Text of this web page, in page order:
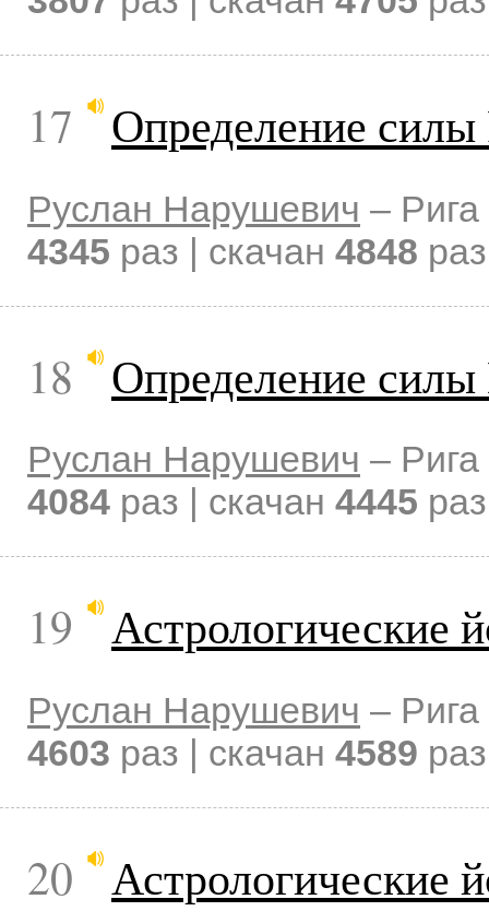
17 Определение силы
Руслан Нарушевич –
4345 раз | скачан 4848
18 Определение силы
Руслан Нарушевич –
4084 раз | скачан 4445
19 Астрологические
Руслан Нарушевич –
4603 раз | скачан 4589
20 Астрологические